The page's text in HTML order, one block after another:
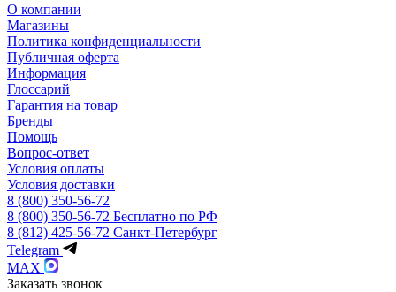
О компании
Магазины
Политика конфиденциальности
Публичная оферта
Информация
Глоссарий
Гарантия на товар
Бренды
Помощь
Вопрос-ответ
Условия оплаты
Условия доставки
8 (800) 350-56-72
8 (800) 350-56-72 Бесплатно по РФ
8 (812) 425-56-72 Санкт-Петербург
Telegram
MAX
Заказать звонок